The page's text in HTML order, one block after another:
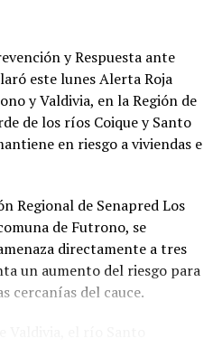
y Respuesta ante
este lunes Alerta Roja
y Valdivia, en la Región de
de los ríos Coique y Santo
en riesgo a viviendas e
Regional de Senapred Los
de Futrono, se
directamente a tres
un aumento del riesgo para
cercanías del cauce.